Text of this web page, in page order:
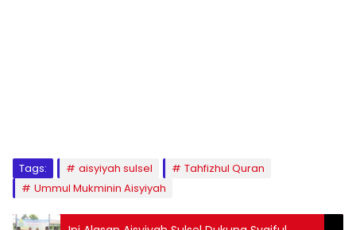
Tags: aisyiyah sulsel
Tahfizhul Quran
Ummul Mukminin Aisyiyah